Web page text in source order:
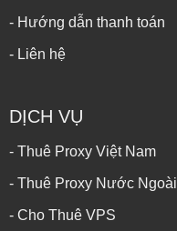
- Hướng dẫn thanh toán
- Liên hệ
DỊCH VỤ
- Thuê Proxy Việt Nam
- Thuê Proxy Nước Ngoài
- Cho Thuê VPS